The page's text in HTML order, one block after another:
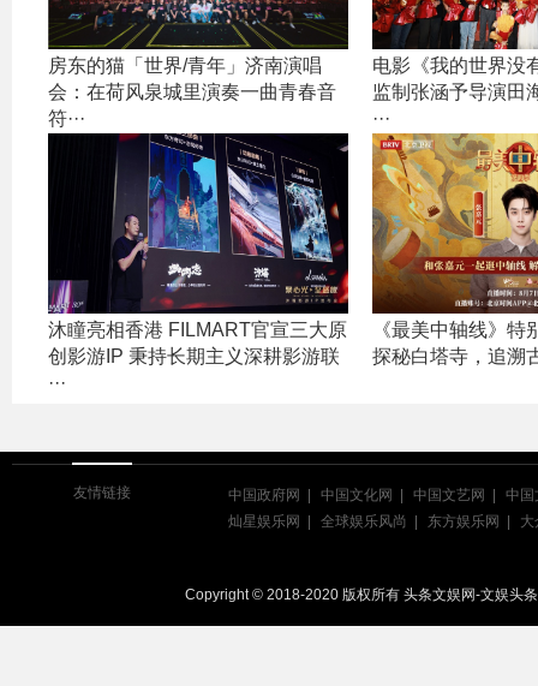
房东的猫「世界/青年」济南演唱
会：在荷风泉城里演奏一曲青春音
符···
电影《我的世界没
监制张涵予导演田
···
沐瞳亮相香港 FILMART官宣三大原
创影游IP 秉持长期主义深耕影游联
···
《最美中轴线》特
探秘白塔寺，追溯
友情链接 中国政府网 中国文化网 中国文艺网
中国
灿星娱乐网
全球娱乐风尚 东方娱乐网 大
Copyright © 2018-2020 版权所有 头条文娱网-文娱头